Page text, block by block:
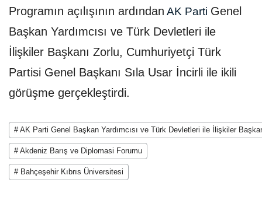
Programın açılışının ardından AK Parti Genel
Başkan Yardımcısı ve Türk Devletleri ile
İlişkiler Başkanı Zorlu, Cumhuriyetçi Türk
Partisi Genel Başkanı Sıla Usar İncirli ile ikili
görüşme gerçekleştirdi.
# AK Parti Genel Başkan Yardımcısı ve Türk Devletleri ile İlişkiler
# Akdeniz Barış ve Diplomasi Forumu
# Bahçeşehir Kıbrıs Üniversitesi